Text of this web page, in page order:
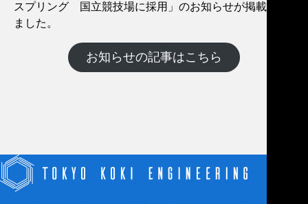
スプリング 国立競技場に採用」のお知らせが掲載され
ました。
お知らせの記事はこちら